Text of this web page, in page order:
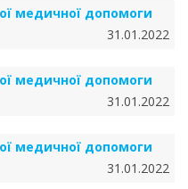
медичної допомоги
31.01.2022
медичної допомоги
31.01.2022
медичної допомоги
31.01.2022